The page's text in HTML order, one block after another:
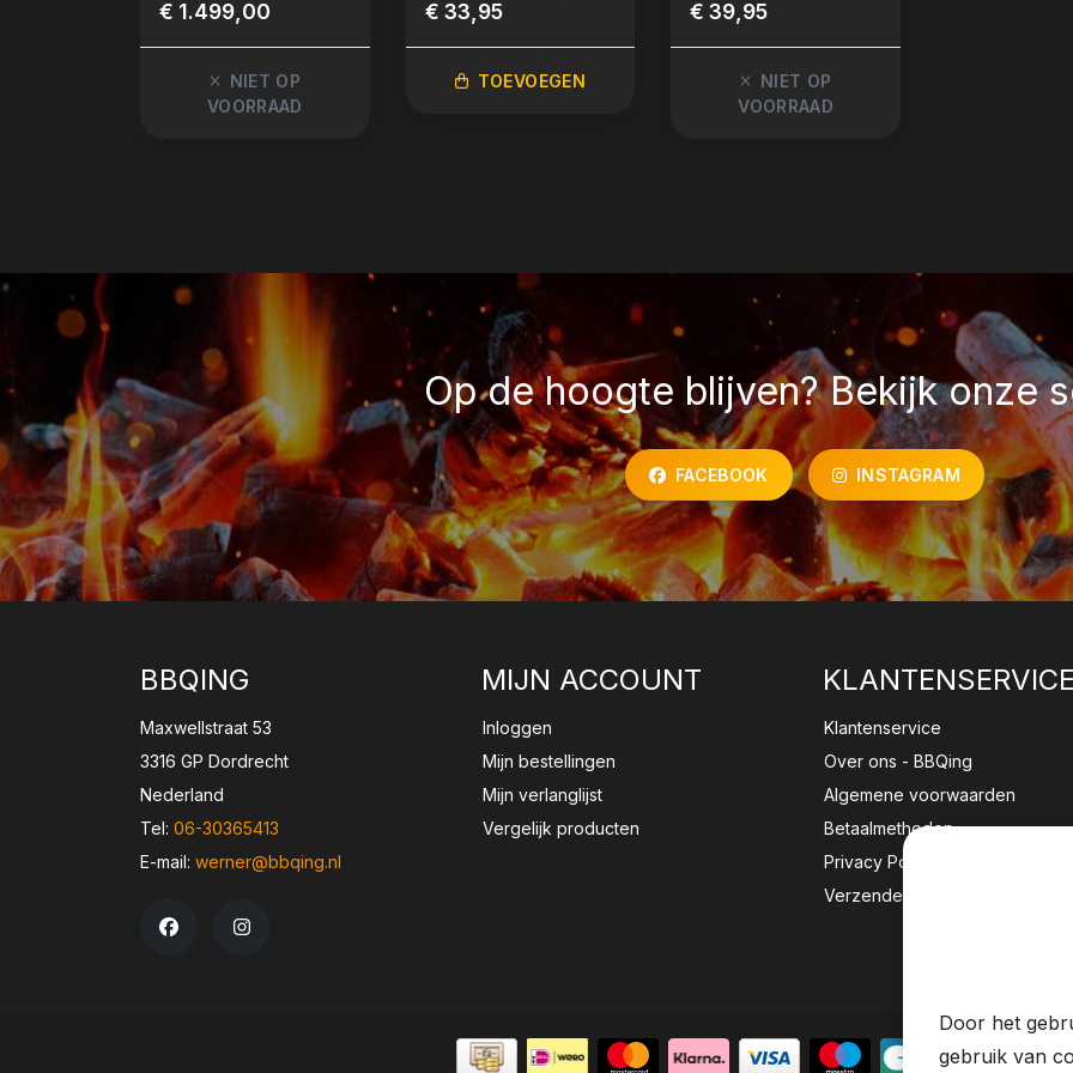
Kamado
€ 1.499,00
NIET OP
VOORRAAD
€ 33,95
TOEVOEGEN
€ 39,95
NIET OP
VOORRAAD
Op de hoogte blijven? Bekijk onze
FACEBOOK INSTAGRAM
BBQING
Maxwellstraat 53
3316 GP Dordrecht
Nederland
Tel: 06-30365413
E-mail: werner@bbqing.nl
MIJN ACCOUNT
Inloggen
Mijn bestellingen
Mijn verlanglijst
Vergelijk producten
KLANTENSERVICE
Klantenservice
Over ons - BBQing
Algemene voorwaarden
Betaalmethoden
Privacy Policy
Verzenden & retourneren
Door het
gebruik van